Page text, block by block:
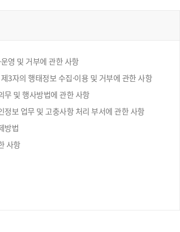
영 및 거부에 관한 사항
3자의 행태정보 수집·이용 및 거부에 관한 사항
무 및 행사방법에 관한 사항
보 업무 및 고충사항 처리 부서에 관한 사항
방법
사항